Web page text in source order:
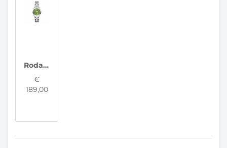
Rodania Dameshorloge Geneva R12015
€
189,00